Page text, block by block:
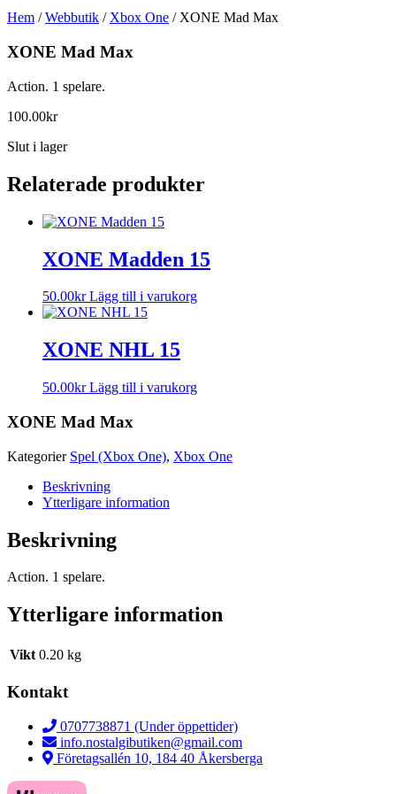
Hem /Webbutik / Xbox One / XONE Mad Max
XONE Mad Max
Action. 1 spelare.
100.00kr
Slut i lager
Relaterade produkter
XONE Madden 15
50.00kr Lägg till i varukorg
XONE NHL 15
50.00kr Lägg till i varukorg
XONE Mad Max
Kategorier Spel (Xbox One), Xbox One
Beskrivning
Ytterligare information
Beskrivning
Action. 1 spelare.
Ytterligare information
Vikt 0.20 kg
Kontakt
0707738871 (Under öppettider)
info.nostalgibutiken@gmail.com
Företagsallén 10, 184 40 Åkersberga